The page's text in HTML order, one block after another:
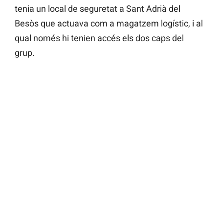
tenia un local de seguretat a Sant Adrià del
Besòs que actuava com a magatzem logístic, i al
qual només hi tenien accés els dos caps del
grup.